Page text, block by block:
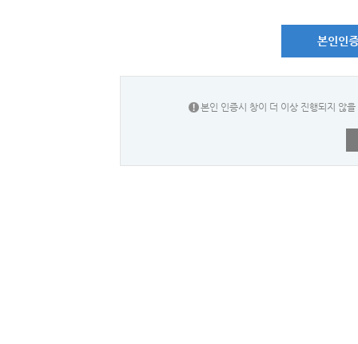
본인 인증시 창이 더 이상 진행되지 않을